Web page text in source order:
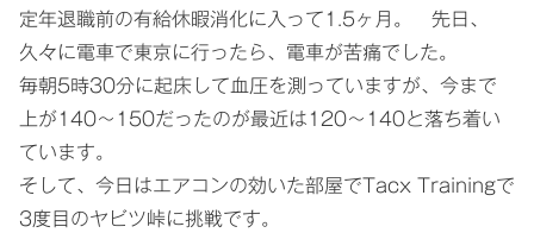
定年退職前の有給休暇消化に入って1.5ヶ月。 先日、
久々に電車で東京に行ったら、電車が苦痛でした。
毎朝5時30分に起床して血圧を測っていますが、今まで
上が140～150だったのが最近は120～140と落ち着い
ています。
そして、今日はエアコンの効いた部屋でTacx Trainingで
3度目のヤビツ峠に挑戦です。